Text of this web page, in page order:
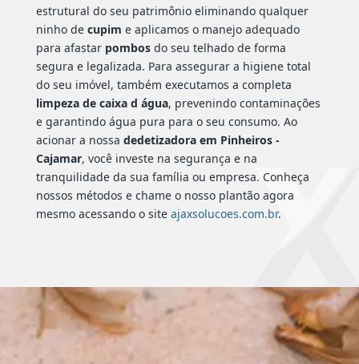
estrutural do seu patrimônio eliminando qualquer
ninho de cupim e aplicamos o manejo adequado
para afastar pombosdo seu telhado de forma
segura e legalizada. Para assegurar a higiene total
do seu imóvel, também executamos a completa
limpeza de caixa d água, prevenindo contaminações
e garantindo água pura para o seu consumo. Ao
acionar a nossa dedetizadora em Pinheiros -
Cajamar, você investe na segurança e na
tranquilidade da sua família ou empresa. Conheça
nossos métodos e chame o nosso plantão agora
mesmo acessando o site ajaxsolucoes.com.br.